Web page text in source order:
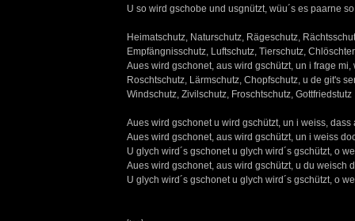
U so wird gschobe und usgnützt, wüu´s es paarne
Heimatschutz, Naturschutz, Rägeschutz,
Empfängnisschutz, Luftschutz, Tierschutz,
Aues wird gschonet, aus wird gschützt, un i frage mi,
Roschtschutz, Lärmschutz, Chopfschutz, u de git's
Windschutz, Zivilschutz, Froschtschutz, Gottfriedstutz
Aues wird gschonet u wird gschützt, un i weiss, dass
Aues wird gschonet, aus wird gschützt, un i weiss
U glych wird´s gschonet u glych wird´s gschützt, o
Aues wird gschonet, aus wird gschützt, u du weisch
U glych wird´s gschonet u glych wird´s gschützt, o